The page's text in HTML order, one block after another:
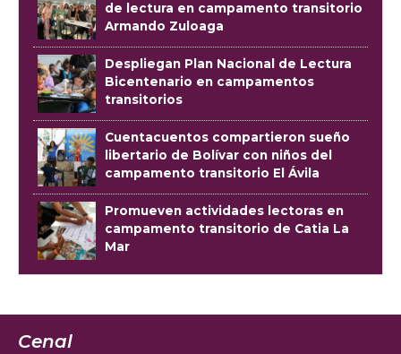
de lectura en campamento transitorio
Armando Zuloaga
Despliegan Plan Nacional de Lectura
Bicentenario en campamentos
transitorios
Cuentacuentos compartieron sueño
libertario de Bolívar con niños del
campamento transitorio El Ávila
Promueven actividades lectoras en
campamento transitorio de Catia La
Mar
Cenal